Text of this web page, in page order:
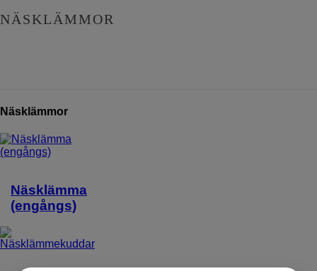
NÄSKLÄMMOR
Näsklämmor
Näsklämma
(engångs)